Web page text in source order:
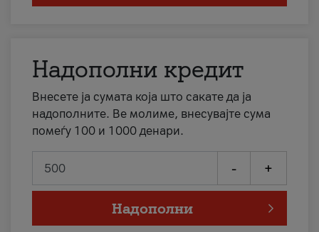
Надополни кредит
Внесете ја сумата која што сакате да ја
надополните. Ве молиме, внесувајте сума
помеѓу 100 и 1000 денари.
- +
Надополни